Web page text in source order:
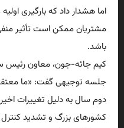
اما هشدار داد که بارگیری
مشتریان ممکن است تأثیر
باشد.
کیم جائه-جون، معاون
جلسه توجیهی گفت: «ما
دوم سال به دلیل تغییرات
کشورهای بزرگ و تشدید